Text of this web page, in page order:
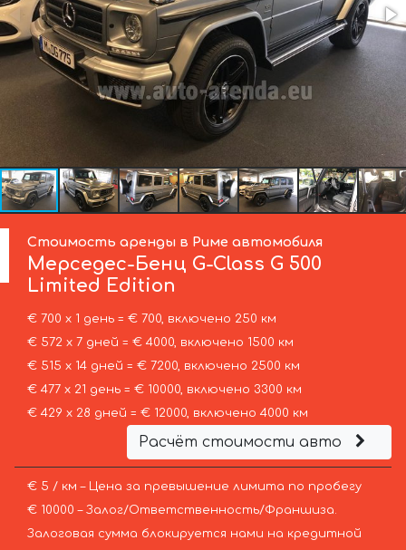
Стоимость аренды в Риме автомобиля
Мерседес-Бенц G-Class G 500
Limited Edition
€ 700 х 1 день = € 700, включено 250 км
€ 572 х 7 дней = € 4000, включено 1500 км
€ 515 х 14 дней = € 7200, включено 2500 км
€ 477 х 21 день = € 10000, включено 3300 км
€ 429 х 28 дней = € 12000, включено 4000 км
Расчёт стоимости авто
€ 5 / км – Цена за превышение лимита по пробегу
€ 10000 – Залог/Ответственность/Франшиза.
Залоговая сумма блокируется нами на кредитной